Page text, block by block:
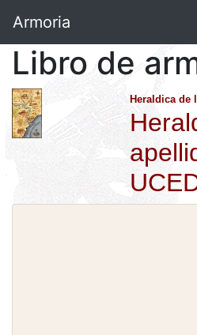
Armoria
Libro de
Heraldica de